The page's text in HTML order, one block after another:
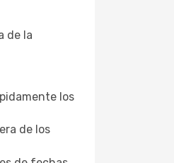
de la
los
de los